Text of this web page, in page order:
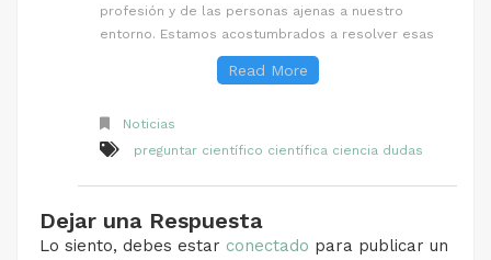
profesión y de las personas ajenas a nuestro
entorno. Estamos acostumbrados a resolver esas
Read More
Noticias
preguntar científico científica ciencia dudas
Dejar una Respuesta
Lo siento, debes estar conectado para publicar un